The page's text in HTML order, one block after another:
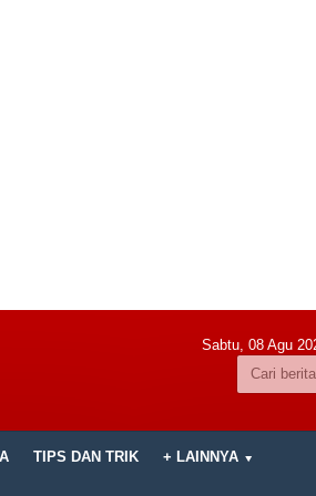
Sabtu, 08 Agu
TIPS DAN TRIK + LAINNYA